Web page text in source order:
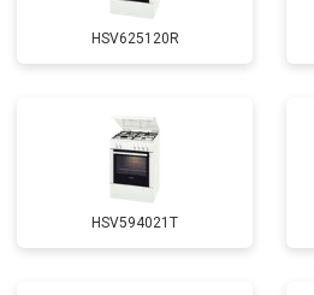
HSV625120R
HSV594021T